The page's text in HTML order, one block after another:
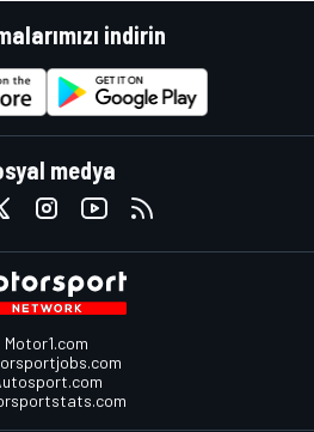
indirin
medya
Motor1.com